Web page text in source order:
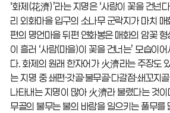
‘화제(花濟)’라는 지명은 ‘사람이 꽃을 건넌
리 외화마을 입구의 소나무 군락지가 마치
편의 명언마을 뒤편 연화봉은 매화의 암꽃
이 흘러 ‘사람(마을)이 꽃을 건너는’ 모습이
다. 화제의 원래 한자어가 火濟라는 주장도
는 지명 중 쇄편·갓골·불무골·다갈점·쇄꼬지
나타내는 지명이 많아 火濟라 불렸다는 것
무골의 불무는 불의 바람을 일으키는 풀무